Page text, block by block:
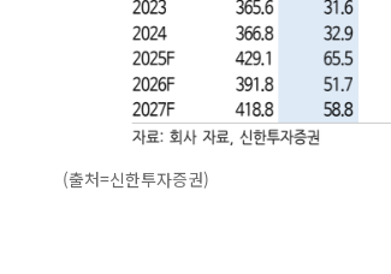
(출처=신한투자증권)